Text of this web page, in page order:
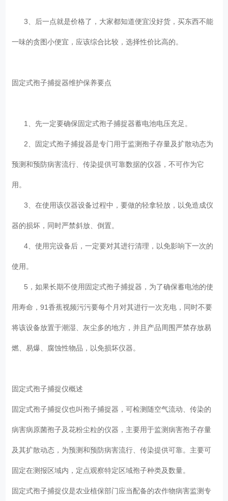
3、后一点就是价格了，大家都知道便宜没好货，买东西不能
一味的贪图小便宜，应该综合比较，选择性价比高的。
固定式孢子捕捉器维护保养要点
1、先一定要确保固定式孢子捕捉器蓄电池电压充足。
2、固定式孢子捕捉器是专门用于监测孢子存量及扩散动态为
预测和预防病害流行、传染提供可靠数据的仪器，不可作为它
用。
3、在使用该仪器设备过程中，要做的轻拿轻放，以免造成仪
器的损坏，同时严禁斜放、倒置。
4、使用完设备后，一定要对其进行清理，以免影响下一次的
使用。
5，如果长期不使用固定式孢子捕捉器，为了确保蓄电池的使
用寿命，91香蕉视频污污要每个月对其进行一次充电，同时不要
将该设备放置于潮湿、灰尘多的地方，并且产品周围严禁存放易
燃、易爆、腐蚀性物品，以免损坏仪器。
固定式孢子捕捉仪概述
固定式孢子捕捉仪也叫孢子捕捉器，可检测随空气流动、传染的
病害病原菌孢子及花粉尘粒的仪器，主要用于监测病害孢子存量
及其扩散动态，为预测和预防病害流行、传染提供可靠。主要可
固定在测报区域内，定点观察特定区域孢子种类及数量。
固定式孢子捕捉仪是农业植保部门应当配备的农作物病害监测专